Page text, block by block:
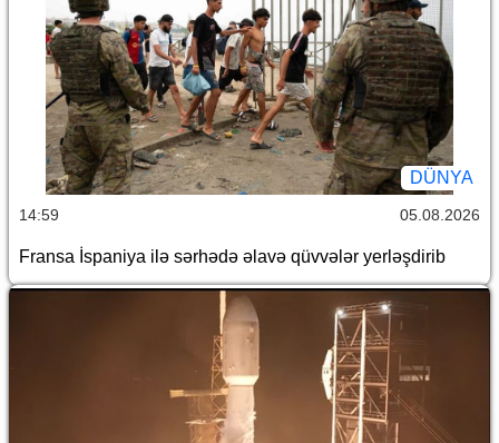
DÜNYA
14:59 05.08.2026
Fransa İspaniya ilə sərhədə əlavə qüvvələr yerləşdirib